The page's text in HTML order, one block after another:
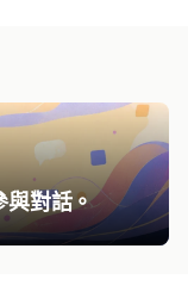
與對話。